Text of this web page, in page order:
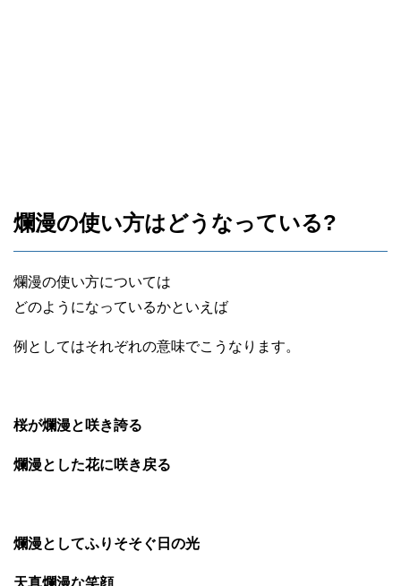
爛漫の使い方はどうなっている?
爛漫の使い方については
どのようになっているかといえば
例としてはそれぞれの意味でこうなります。
桜が爛漫と咲き誇る
爛漫とした花に咲き戻る
爛漫としてふりそそぐ日の光